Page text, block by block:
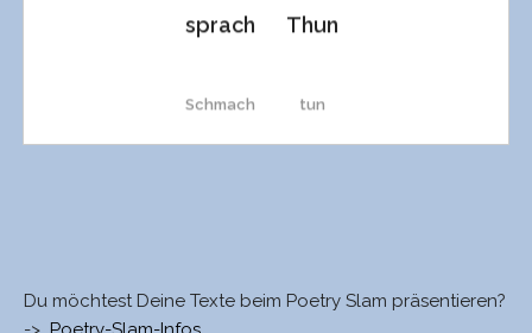
sprach
Schmach
Thun
tun
Du möchtest Deine Texte beim Poetry Slam präsentieren?